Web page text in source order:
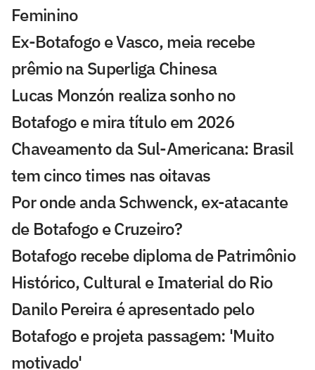
Feminino
Ex-Botafogo e Vasco, meia recebe
prêmio na Superliga Chinesa
Lucas Monzón realiza sonho no
Botafogo e mira título em 2026
Chaveamento da Sul-Americana: Brasil
tem cinco times nas oitavas
Por onde anda Schwenck, ex-atacante
de Botafogo e Cruzeiro?
Botafogo recebe diploma de Patrimônio
Histórico, Cultural e Imaterial do Rio
Danilo Pereira é apresentado pelo
Botafogo e projeta passagem: 'Muito
motivado'